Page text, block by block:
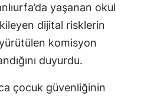
yaşanan okul
dijital risklerin
yürütülen komisyon
duyurdu.
çocuk güvenliğinin